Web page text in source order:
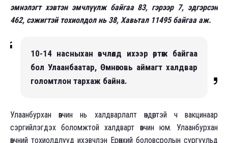
эмнэлэгт хэвтэн эмчлүүлж байгаа 83, гэрээр 7, эдгэрсэн
462, сэжигтэй тохиолдол нь 38, Хавьтал 11495 байгаа аж.
10-14 насныхан өвчлөлд ихээр өртөж байгаа
бол Улаанбаатар, Өмнөговь аймагт халдвар
голомтлон тархаж байна.
Улаанбурхан өвчин нь халдварлалт өндөртэй ч вакцинаар
сэргийлэгдэх боломжтой халдварт өвчин юм. Улаанбурхан
өвчний тохиолдлууд ихэвчлэн Ерөнхий боловсролын сургуульд